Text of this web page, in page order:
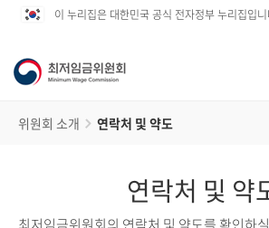
이 누리집은 대한민국 공식 전자정부 누리집입
위원회 소개 연락처 및 약도
연락처 및 약